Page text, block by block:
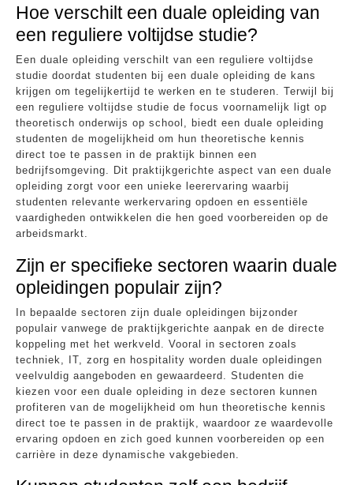
Hoe verschilt een duale opleiding van
een reguliere voltijdse studie?
Een duale opleiding verschilt van een reguliere voltijdse
studie doordat studenten bij een duale opleiding de kans
krijgen om tegelijkertijd te werken en te studeren. Terwijl bij
een reguliere voltijdse studie de focus voornamelijk ligt op
theoretisch onderwijs op school, biedt een duale opleiding
studenten de mogelijkheid om hun theoretische kennis
direct toe te passen in de praktijk binnen een
bedrijfsomgeving. Dit praktijkgerichte aspect van een duale
opleiding zorgt voor een unieke leerervaring waarbij
studenten relevante werkervaring opdoen en essentiële
vaardigheden ontwikkelen die hen goed voorbereiden op de
arbeidsmarkt.
Zijn er specifieke sectoren waarin duale
opleidingen populair zijn?
In bepaalde sectoren zijn duale opleidingen bijzonder
populair vanwege de praktijkgerichte aanpak en de directe
koppeling met het werkveld. Vooral in sectoren zoals
techniek, IT, zorg en hospitality worden duale opleidingen
veelvuldig aangeboden en gewaardeerd. Studenten die
kiezen voor een duale opleiding in deze sectoren kunnen
profiteren van de mogelijkheid om hun theoretische kennis
direct toe te passen in de praktijk, waardoor ze waardevolle
ervaring opdoen en zich goed kunnen voorbereiden op een
carrière in deze dynamische vakgebieden.